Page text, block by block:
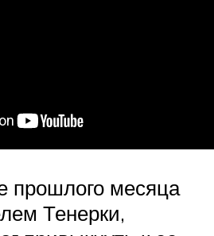
прошлого месяца
Тенерки,